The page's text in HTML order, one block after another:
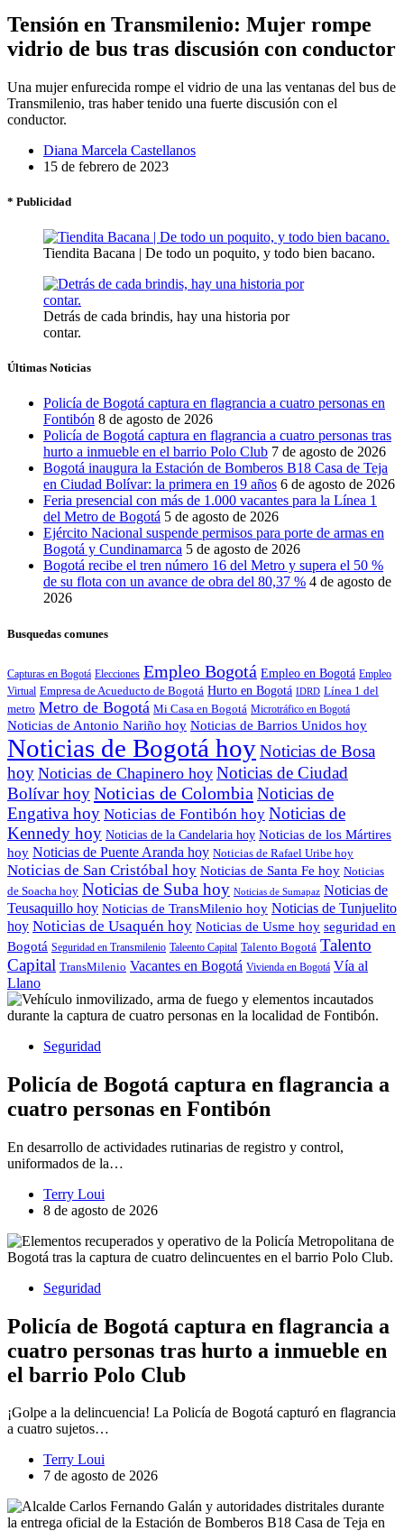
Tensión en Transmilenio: Mujer rompe
vidrio de bus tras discusión con conductor
Una mujer enfurecida rompe el vidrio de una las ventanas del bus de
Transmilenio, tras haber tenido una fuerte discusión con el
conductor.
Diana Marcela Castellanos
15 de febrero de 2023
* Publicidad
Tiendita Bacana | De todo un poquito, y todo bien bacano.
Detrás de cada brindis, hay una historia por
contar.
Últimas Noticias
Policía de Bogotá captura en flagrancia a cuatro personas en
Fontibón 8 de agosto de 2026
Policía de Bogotá captura en flagrancia a cuatro personas tras
hurto a inmueble en el barrio Polo Club 7 de agosto de 2026
Bogotá inaugura la Estación de Bomberos B18 Casa de Teja
en Ciudad Bolívar: la primera en 19 años 6 de agosto de 2026
Feria presencial con más de 1.000 vacantes para la Línea 1
del Metro de Bogotá 5 de agosto de 2026
Ejército Nacional suspende permisos para porte de armas en
Bogotá y Cundinamarca 5 de agosto de 2026
Bogotá recibe el tren número 16 del Metro y supera el 50 %
de su flota con un avance de obra del 80,37 % 4 de agosto de
2026
Busquedas comunes
Capturas en Bogotá Elecciones Empleo Bogotá Empleo en Bogotá Empleo
Virtual Empresa de Acueducto de Bogotá Hurto en Bogotá IDRD Línea 1 del
metro Metro de Bogotá Mi Casa en Bogotá Microtráfico en Bogotá
Noticias de Antonio Nariño hoy Noticias de Barrios Unidos hoy
Noticias de Bogotá hoyNoticias de Bosa
hoy Noticias de Chapinero hoy Noticias de Ciudad
Bolívar hoyNoticias de Colombia Noticias de
Engativa hoy Noticias de Fontibón hoy Noticias de
Kennedy hoy Noticias de la Candelaria hoy Noticias de los Mártires
hoy Noticias de Puente Aranda hoy Noticias de Rafael Uribe hoy
Noticias de San Cristóbal hoy Noticias de Santa Fe hoy Noticias
de Soacha hoy Noticias de Suba hoy Noticias de Sumapaz Noticias de
Teusaquillo hoy Noticias de TransMilenio hoy Noticias de Tunjuelito
hoy Noticias de Usaquén hoy Noticias de Usme hoy seguridad en
Bogotá Seguridad en Transmilenio Taleento Capital Talento Bogotá Talento
Capital TransMilenio Vacantes en Bogotá Vivienda en Bogotá Vía al
Llano
Seguridad
Policía de Bogotá captura en flagrancia a
cuatro personas en Fontibón
En desarrollo de actividades rutinarias de registro y control,
uniformados de la…
Terry Loui
8 de agosto de 2026
Seguridad
Policía de Bogotá captura en flagrancia a
cuatro personas tras hurto a inmueble en
el barrio Polo Club
¡Golpe a la delincuencia! La Policía de Bogotá capturó en flagrancia
a cuatro sujetos…
Terry Loui
7 de agosto de 2026